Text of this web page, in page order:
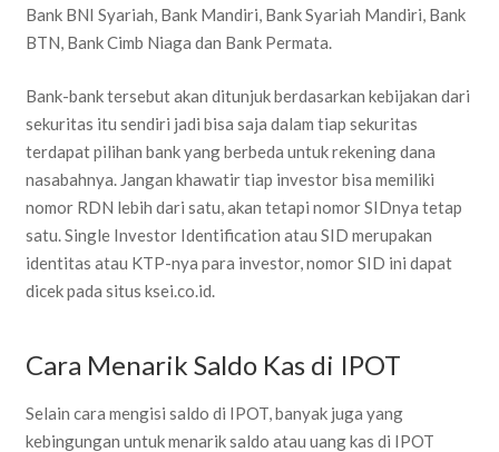
Bank BNI Syariah, Bank Mandiri, Bank Syariah Mandiri, Bank
BTN, Bank Cimb Niaga dan Bank Permata.
Bank-bank tersebut akan ditunjuk berdasarkan kebijakan dari
sekuritas itu sendiri jadi bisa saja dalam tiap sekuritas
terdapat pilihan bank yang berbeda untuk rekening dana
nasabahnya. Jangan khawatir tiap investor bisa memiliki
nomor RDN lebih dari satu, akan tetapi nomor SIDnya tetap
satu. Single Investor Identification atau SID merupakan
identitas atau KTP-nya para investor, nomor SID ini dapat
dicek pada situs ksei.co.id.
Cara Menarik Saldo Kas di IPOT
Selain cara mengisi saldo di IPOT, banyak juga yang
kebingungan untuk menarik saldo atau uang kas di IPOT